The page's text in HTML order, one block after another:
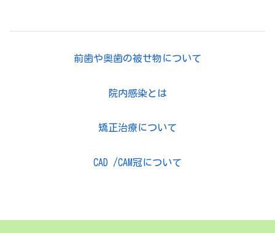
前歯や奥歯の被せ物について
院内感染とは
矯正治療について
CAD /CAM冠について